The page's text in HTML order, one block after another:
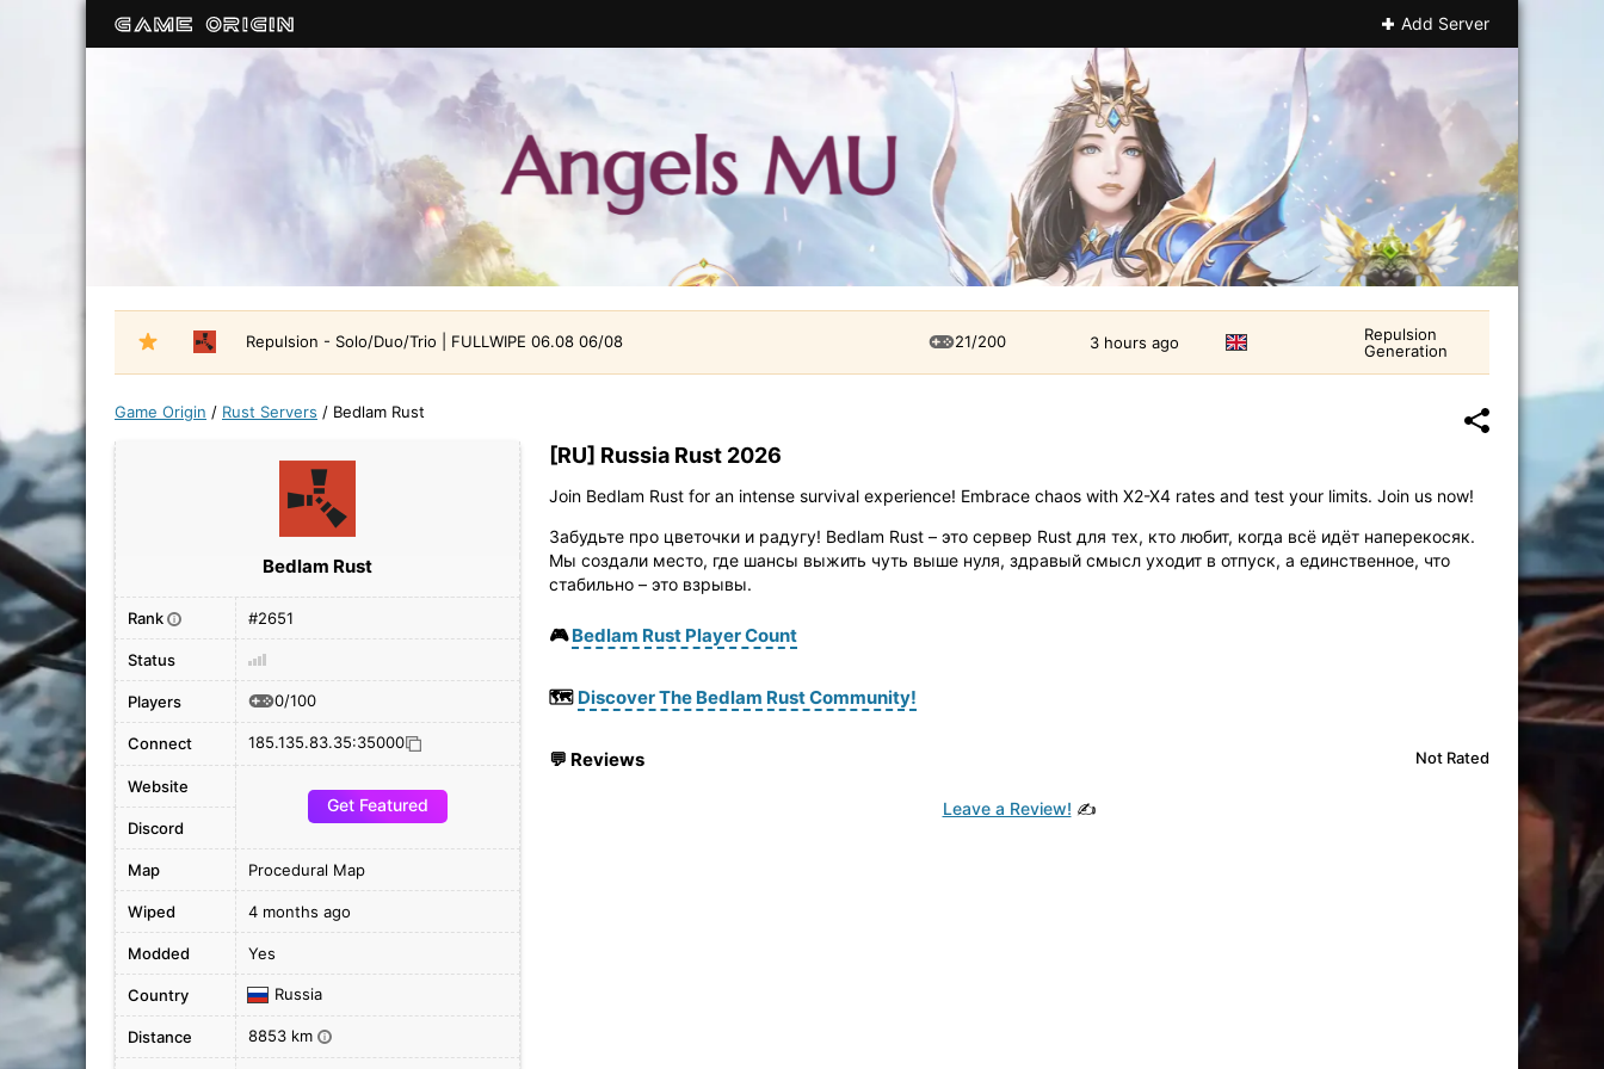
Add Server
Repulsion - Solo/Duo/Trio | FULLWIPE 06.08 06/08 21/200 3 hours ago
Repulsion
Generation
Game Origin / Rust Servers / Bedlam Rust
[RU] Russia Rust 2026
Join Bedlam Rust for an intense survival experience! Embrace chaos with X2-X4 rates and test your limits. Join us now!
Забудьте про цветочки и радугу! Bedlam Rust – это сервер Rust для тех, кто любит, когда всё идёт наперекосяк.
Мы создали место, где шансы выжить чуть выше нуля, здравый смысл уходит в отпуск, а единственное, что
стабильно – это взрывы.
🎮Bedlam Rust Player Count
🗺️ Discover The Bedlam Rust Community!
💬 Reviews Not Rated
Leave a Review! ✍️
Bedlam Rust
Rank i #2651
Status
Players 0/100
Connect 185.135.83.35:35000
Website
Get Featured
Discord
Map Procedural Map
Wiped 4 months ago
Modded Yes
Country Russia
Distance 8853 km i